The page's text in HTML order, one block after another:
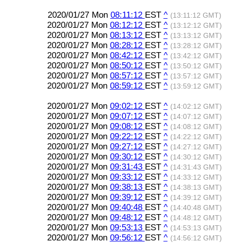
2020/01/27 Mon 08:11:12 EST ^ (13:11:12 GMT)
2020/01/27 Mon 08:12:12 EST ^ (13:12:12 GMT)
2020/01/27 Mon 08:13:12 EST ^ (13:13:12 GMT)
2020/01/27 Mon 08:28:12 EST ^ (13:28:12 GMT)
2020/01/27 Mon 08:42:12 EST ^ (13:42:12 GMT)
2020/01/27 Mon 08:50:12 EST ^ (13:50:12 GMT)
2020/01/27 Mon 08:57:12 EST ^ (13:57:12 GMT)
2020/01/27 Mon 08:59:12 EST ^ (13:59:12 GMT)
2020/01/27 Mon 09:02:12 EST ^ (14:02:12 GMT)
2020/01/27 Mon 09:07:12 EST ^ (14:07:12 GMT)
2020/01/27 Mon 09:08:12 EST ^ (14:08:12 GMT)
2020/01/27 Mon 09:22:12 EST ^ (14:22:12 GMT)
2020/01/27 Mon 09:27:12 EST ^ (14:27:12 GMT)
2020/01/27 Mon 09:30:12 EST ^ (14:30:12 GMT)
2020/01/27 Mon 09:31:43 EST ^ (14:31:43 GMT)
2020/01/27 Mon 09:33:12 EST ^ (14:33:12 GMT)
2020/01/27 Mon 09:38:13 EST ^ (14:38:13 GMT)
2020/01/27 Mon 09:39:12 EST ^ (14:39:12 GMT)
2020/01/27 Mon 09:40:48 EST ^ (14:40:48 GMT)
2020/01/27 Mon 09:48:12 EST ^ (14:48:12 GMT)
2020/01/27 Mon 09:53:13 EST ^ (14:53:13 GMT)
2020/01/27 Mon 09:56:12 EST ^ (14:56:12 GMT)